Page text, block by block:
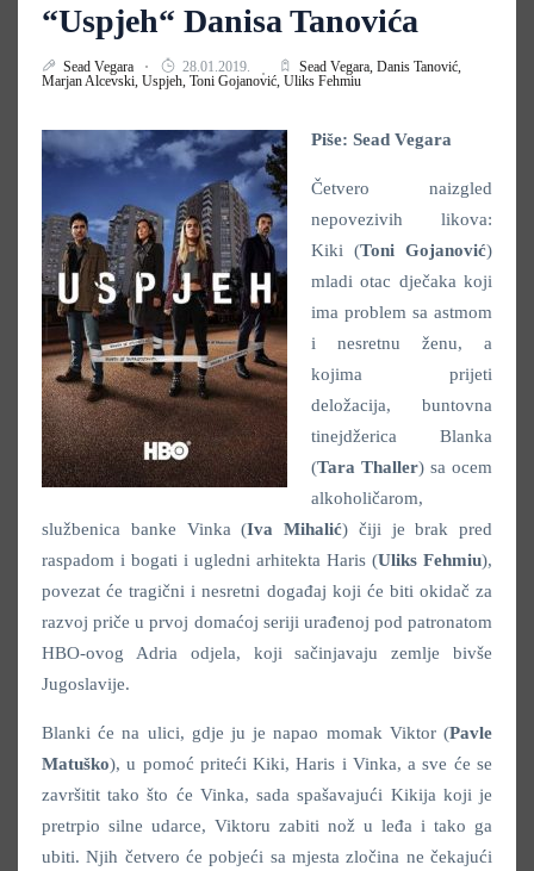
“Uspjeh“ Danisa Tanovića
Sead Vegara 28.01.2019. Sead Vegara, Danis Tanović,
Marjan Alcevski, Uspjeh, Toni Gojanović, Uliks Fehmiu
Piše: Sead Vegara
Četvero naizgled
nepovezivih likova:
Kiki (Toni Gojanović)
mladi otac dječaka koji
ima problem sa astmom
i nesretnu ženu, a
kojima prijeti
deložacija, buntovna
tinejdžerica Blanka
(Tara Thaller) sa ocem
alkoholičarom,
službenica banke Vinka (Iva Mihalić) čiji je brak pred
raspadom i bogati i ugledni arhitekta Haris (Uliks Fehmiu),
povezat će tragični i nesretni događaj koji će biti okidač za
razvoj priče u prvoj domaćoj seriji urađenoj pod patronatom
HBO-ovog Adria odjela, koji sačinjavaju zemlje bivše
Jugoslavije.
Blanki će na ulici, gdje ju je napao momak Viktor (Pavle
Matuško), u pomoć priteći Kiki, Haris i Vinka, a sve će se
završitit tako što će Vinka, sada spašavajući Kikija koji je
pretrpio silne udarce, Viktoru zabiti nož u leđa i tako ga
ubiti. Njih četvero će pobjeći sa mjesta zločina ne čekajući